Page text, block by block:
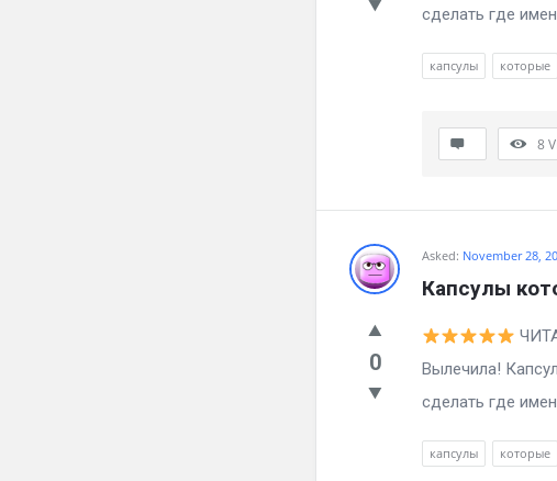
сделать где
капсулы которые
8
Asked: November 28,
Капсулы
0
Вылечила!
сделать где
капсулы которые